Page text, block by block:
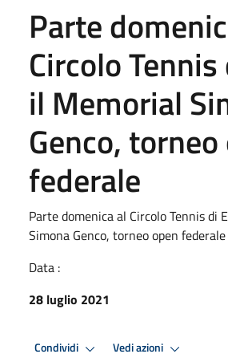
Parte
Circolo
il Memorial
Genco,
federale
Parte domenica al Circolo Tennis di
Simona Genco, torneo open federale
Data :
28 luglio 2021
Condividi Vedi azioni